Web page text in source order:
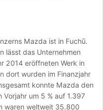
Mazda ist in Fuchū.
lässt das Unternehmen
2014 eröffneten Werk in
dort wurden im Finanzjahr
konnte Mazda den
um 5 % auf 1.397
waren weltweit 35.800